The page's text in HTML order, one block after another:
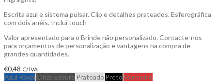
Escrita azul e sistema pulsar. Clip e detalhes prateados. Esferográfica
com dois anéis. Incluí touch
Valor apresentado para o Brinde não personalizado. Contacte-nos
para orçamentos de personalização e vantagens na compra de
grandes quantidades.
€0,48 C/ IVA
Azul Royal Cinza Escuro Prateado PretoVermelho